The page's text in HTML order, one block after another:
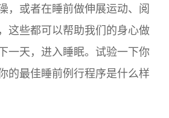
，或者在睡前做伸展运动、阅
这些都可以帮助我们的身心做
一天，进入睡眠。试验一下你
的最佳睡前例行程序是什么样